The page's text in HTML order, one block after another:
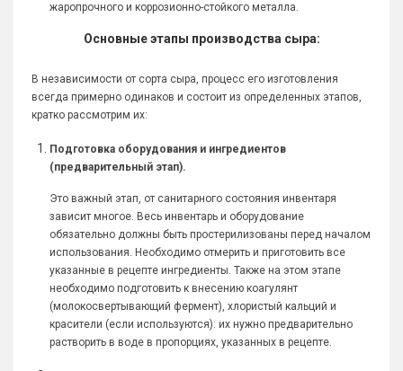
жаропрочного и коррозионно-стойкого металла.
Основные этапы производства сыра:
В независимости от сорта сыра, процесс его изготовления
всегда примерно одинаков и состоит из определенных этапов,
кратко рассмотрим их:
Подготовка оборудования и ингредиентов
(предварительный этап).
Это важный этап, от санитарного состояния инвентаря
зависит многое. Весь инвентарь и оборудование
обязательно должны быть простерилизованы перед началом
использования. Необходимо отмерить и приготовить все
указанные в рецепте ингредиенты. Также на этом этапе
необходимо подготовить к внесению коагулянт
(молокосвертывающий фермент), хлористый кальций и
красители (если используются): их нужно предварительно
растворить в воде в пропорциях, указанных в рецепте.